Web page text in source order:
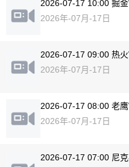
2026-07-17 10:00 掘
2026年-07月-17日
2026-07-17 09:00 热
2026年-07月-17日
2026-07-17 08:00 老
2026年-07月-17日
2026-07-17 07:00 尼